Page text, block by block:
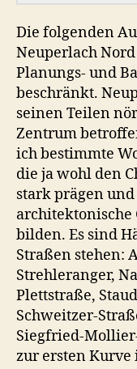
Die folgenden
Neuperlach
Planungs- und
beschränkt.
seinen Teilen
Zentrum
ich bestimmte
die ja wohl den
stark prägen
architektonische
bilden. Es sind
Straßen stehen:
Strehleranger,
Plettstraße,
Schweitzer-
Siegfried-
zur ersten